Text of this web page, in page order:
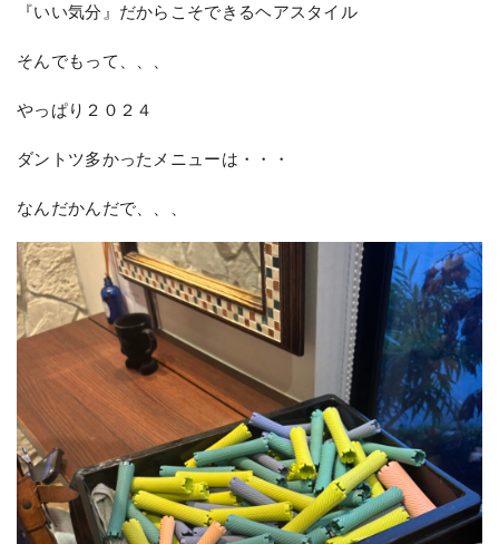
『いい気分』だからこそできるヘアスタイル
そんでもって、、、
やっぱり２０２４
ダントツ多かったメニューは・・・
なんだかんだで、、、